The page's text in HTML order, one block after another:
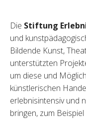
Die Stiftung
und
Bildende Kunst,
unterstützten
um diese und
künstlerischen
erlebnisintensiv und
bringen, zum